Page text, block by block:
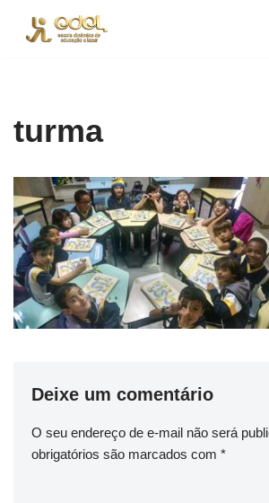
turma
Deixe um comentário
O seu endereço de e-mail não será
obrigatórios são marcados com *